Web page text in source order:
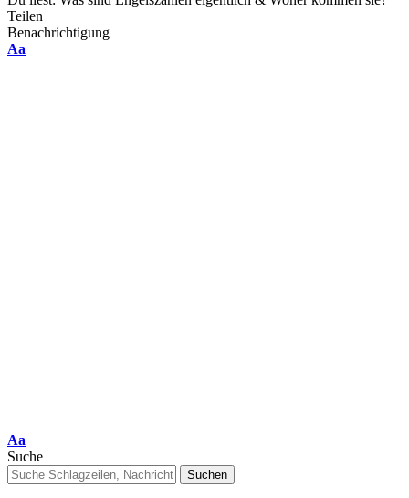
Teilen
Benachrichtigung
Font
Aa
Font
Resizer
Aa
Suche